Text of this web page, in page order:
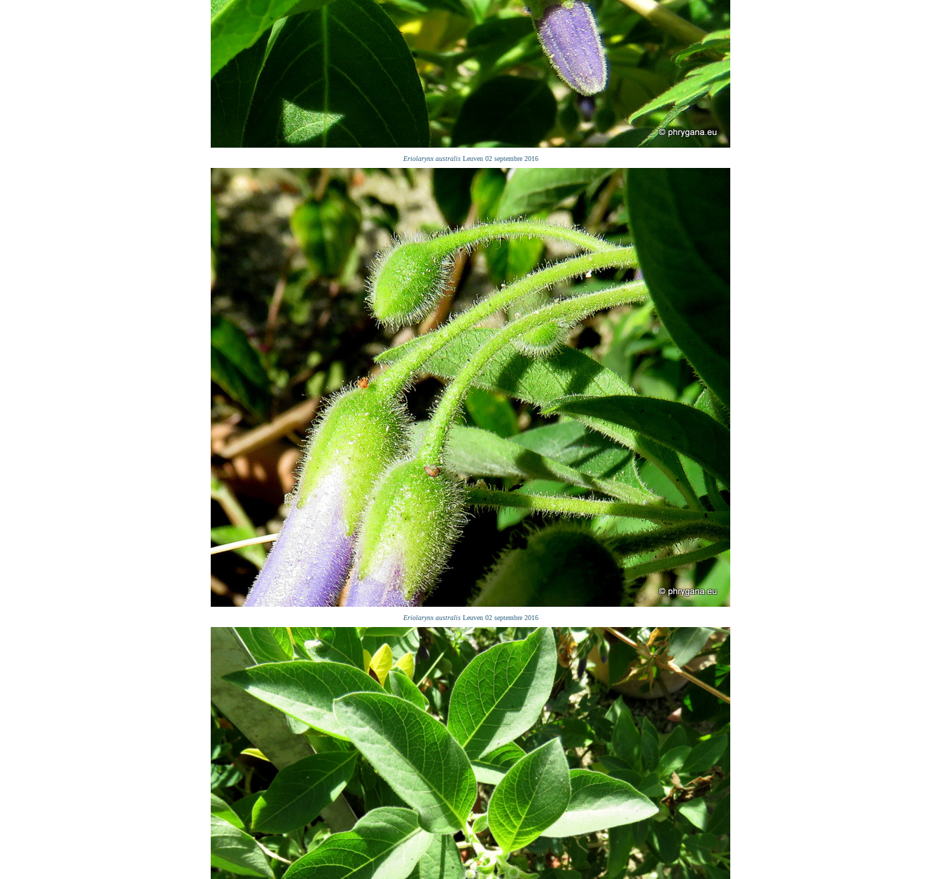
Eriolarynx australis Leuven 02 septembre 2016
Eriolarynx australis Leuven 02 septembre 2016